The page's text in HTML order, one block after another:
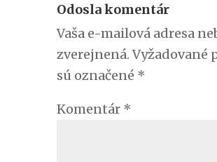
Odosla komentár
Vaša e-mailová adresa
zverejnená. Vyžadované
sú označené *
Komentár *